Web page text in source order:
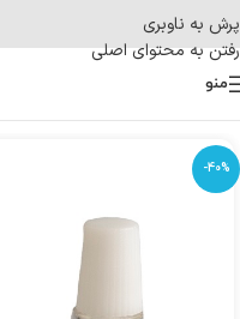
پرش به ناوبری
رفتن به محتوای اصلی
منو
-40%